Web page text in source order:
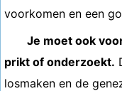
voorkomen en een
Je moet ook
prikt of onderzoekt.
losmaken en de